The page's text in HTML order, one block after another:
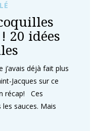
20 idées
j’avais déjà fait plus
Jacques sur ce
récap! Ces
sauces. Mais